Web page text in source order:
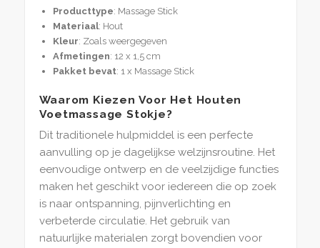
Producttype: Massage Stick
Materiaal: Hout
Kleur: Zoals weergegeven
Afmetingen: 12 x 1,5 cm
Pakket bevat: 1 x Massage Stick
Waarom Kiezen Voor Het Houten
Voetmassage Stokje?
Dit traditionele hulpmiddel is een perfecte
aanvulling op je dagelijkse welzijnsroutine. Het
eenvoudige ontwerp en de veelzijdige functies
maken het geschikt voor iedereen die op zoek
is naar ontspanning, pijnverlichting en
verbeterde circulatie. Het gebruik van
natuurlijke materialen zorgt bovendien voor